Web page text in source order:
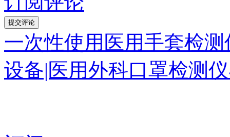
一次性使用医用手套检测
设备|医用外科口罩检测